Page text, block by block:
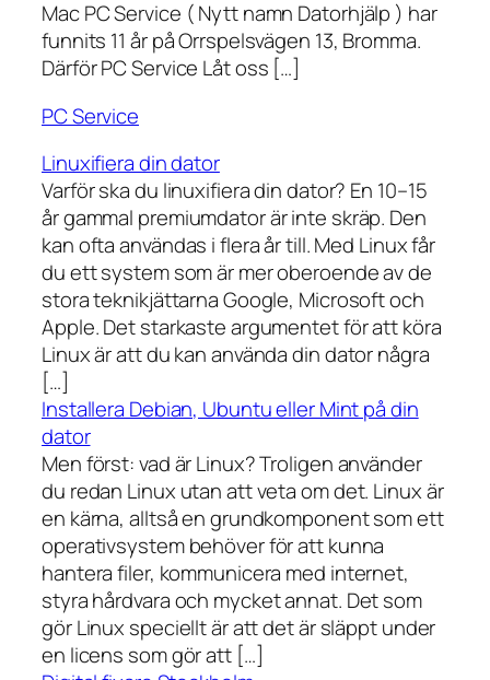
Mac PC Service ( Nytt namn Datorhjälp ) har
funnits 11 år på Orrspelsvägen 13, Bromma.
Därför PC Service Låt oss […]
PC Service
Linuxifiera din dator
Varför ska du linuxifiera din dator? En 10–15
år gammal premiumdator är inte skräp. Den
kan ofta användas i flera år till. Med Linux får
du ett system som är mer oberoende av de
stora teknikjättarna Google, Microsoft och
Apple. Det starkaste argumentet för att köra
Linux är att du kan använda din dator några
[…]
Installera Debian, Ubuntu eller Mint på din
dator
Men först: vad är Linux? Troligen använder
du redan Linux utan att veta om det. Linux är
en kärna, alltså en grundkomponent som ett
operativsystem behöver för att kunna
hantera filer, kommunicera med internet,
styra hårdvara och mycket annat. Det som
gör Linux speciellt är att det är släppt under
en licens som gör att […]